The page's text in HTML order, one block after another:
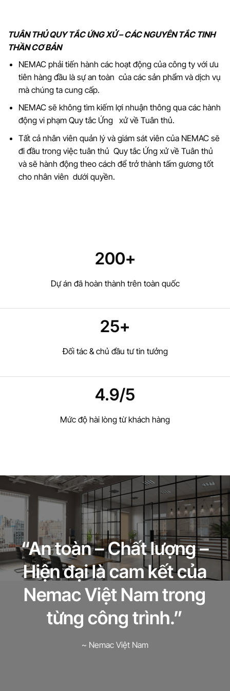
TUÂN THỦ QUY TẮC ỨNG XỬ – CÁC NGUYÊN TẮC TINH
THẦN CƠ BẢN
NEMAC phải tiến hành các hoạt động của công ty với ưu
tiên hàng đầu là sự an toàn của các sản phẩm và dịch vụ
mà chúng ta cung cấp.
NEMAC sẽ không tìm kiếm lợi nhuận thông qua các hành
động vi phạm Quy tắc Ứng xử về Tuân thủ.
Tất cả nhân viên quản lý và giám sát viên của NEMAC sẽ
đi đầu trong việc tuân thủ Quy tắc Ứng xử về Tuân thủ
và sẽ hành động theo cách để trở thành tấm gương tốt
cho nhân viên dưới quyền.
200+
Dự án đã hoàn thành trên toàn quốc
25+
Đối tác & chủ đầu tư tin tưởng
4.9/5
Mức độ hài lòng từ khách hàng
“An toàn – Chất lượng –
Hiện đại là cam kết của
Nemac Việt Nam trong
từng công trình.”
~ Nemac Việt Nam